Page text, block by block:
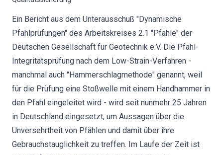
Ein Bericht aus dem Unterausschuß "Dynamische
Pfahlprüfungen" des Arbeitskreises 2.1 "Pfähle" der
Deutschen Gesellschaft für Geotechnik e.V. Die Pfahl-
Integritätsprüfung nach dem Low-Strain-Verfahren -
manchmal auch "Hammerschlagmethode" genannt, weil
für die Prüfung eine Stoßwelle mit einem Handhammer in
den Pfahl eingeleitet wird - wird seit nunmehr 25 Jahren
in Deutschland eingesetzt, um Aussagen über die
Unversehrtheit von Pfählen und damit über ihre
Gebrauchstauglichkeit zu treffen. Im Laufe der Zeit ist